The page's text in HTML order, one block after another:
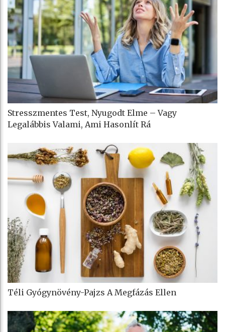
Stresszmentes Test, Nyugodt Elme – Vagy
Legalábbis Valami, Ami Hasonlít Rá
Téli Gyógynövény-Pajzs A Megfázás Ellen